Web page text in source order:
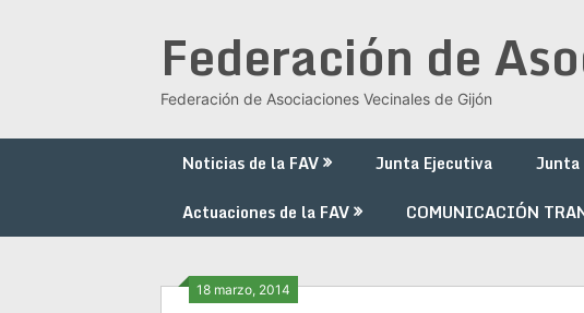
Federación de
Federación de Asociaciones Vecinales de Gijón
Noticias de la FAV Junta Ejecutiva
Actuaciones de la FAV
COMUNICACIÓN
18 marzo, 2014